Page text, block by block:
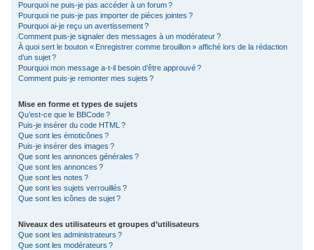
Pourquoi ne puis-je pas accéder à un forum ?
Pourquoi ne puis-je pas importer de pièces jointes ?
Pourquoi ai-je reçu un avertissement ?
Comment puis-je signaler des messages à un modérateur ?
À quoi sert le bouton « Enregistrer comme brouillon » affiché lors de la rédaction
d’un sujet ?
Pourquoi mon message a-t-il besoin d’être approuvé ?
Comment puis-je remonter mes sujets ?
Mise en forme et types de sujets
Qu’est-ce que le BBCode ?
Puis-je insérer du code HTML ?
Que sont les émoticônes ?
Puis-je insérer des images ?
Que sont les annonces générales ?
Que sont les annonces ?
Que sont les notes ?
Que sont les sujets verrouillés ?
Que sont les icônes de sujet ?
Niveaux des utilisateurs et groupes d’utilisateurs
Que sont les administrateurs ?
Que sont les modérateurs ?